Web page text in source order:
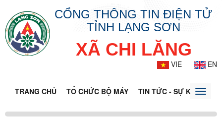
CỔNG THÔNG TIN ĐIỆN TỬ
TỈNH LẠNG SƠN
XÃ CHI LĂNG
VIE EN
TRANG CHỦ TỔ CHỨC BỘ MÁY TIN TỨC - SỰ KIỆNToggle